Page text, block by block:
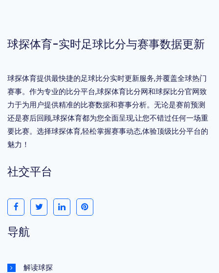
球探体育-实时足球比分与赛事数据更新
球探体育提供最快捷的足球比分实时更新服务,并覆盖全球热门
赛事。作为专业的比分平台,球探体育比分网和球探比分官网致
力于为用户提供精准的比赛数据和赛事分析。无论是赛前预测
还是赛后回顾,球探体育都为您全面呈现,让您不错过任何一场重
要比赛。选择球探体育,轻松掌握赛事动态,体验顶级比分平台的
魅力！
社交平台
导航
解读球探